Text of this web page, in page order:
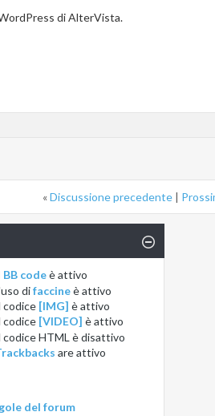
di AlterVista.
«Discussione precedente |
BB codeèattivo
difaccineèattivo
codice [IMG] èattivo
codice [VIDEO] èattivo
codice HTML èdisattivo
areattivo
del forum